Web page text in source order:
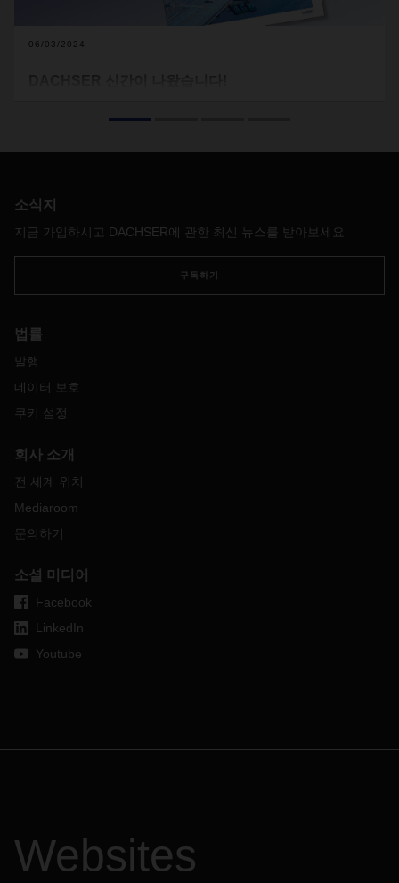
06/03/2024
수도 있지만 일상적인 비즈니스에서는 정말 어려운 일이 될 수
소식지
지금 가입하시고 DACHSER에 관한 최신 뉴스를 받아보세요
구독하기
법률
발행
데이터 보호
쿠키 설정
회사 소개
전 세계 위치
Mediaroom
문의하기
소셜 미디어
Facebook
LinkedIn
Youtube
Websites